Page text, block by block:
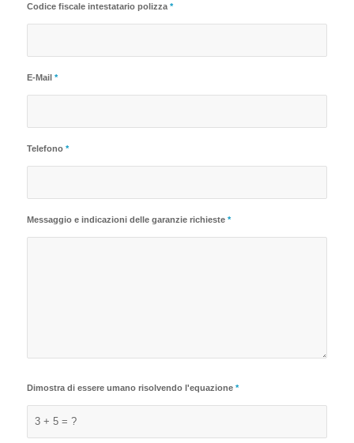
Codice fiscale intestatario polizza *
E-Mail *
Telefono *
Messaggio e indicazioni delle garanzie richieste *
3 + 5 = ?
Dimostra di essere umano risolvendo l'equazione *